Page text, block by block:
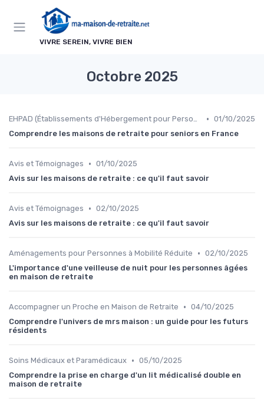
VIVRE SEREIN, VIVRE BIEN
Octobre 2025
EHPAD (Établissements d'Hébergement pour Personnes Âgées Dépendantes) • 01/10/2025
Comprendre les maisons de retraite pour seniors en France
Avis et Témoignages • 01/10/2025
Avis sur les maisons de retraite : ce qu'il faut savoir
Avis et Témoignages • 02/10/2025
Avis sur les maisons de retraite : ce qu'il faut savoir
Aménagements pour Personnes à Mobilité Réduite • 02/10/2025
L'importance d'une veilleuse de nuit pour les personnes âgées
en maison de retraite
Accompagner un Proche en Maison de Retraite • 04/10/2025
Comprendre l'univers de mrs maison : un guide pour les futurs
résidents
Soins Médicaux et Paramédicaux • 05/10/2025
Comprendre la prise en charge d'un lit médicalisé double en
maison de retraite
Panneau de gestion des cookies